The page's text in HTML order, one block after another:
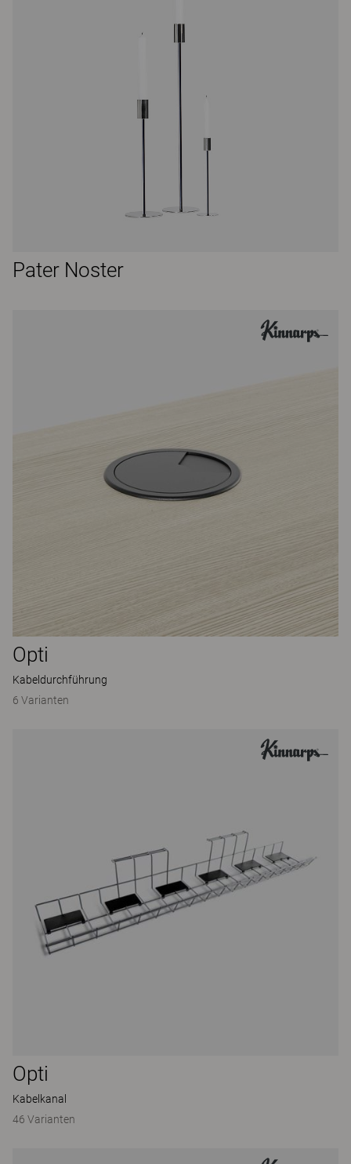
Pater Noster
Opti
Kabeldurchführung
6 Varianten
Opti
Kabelkanal
46 Varianten